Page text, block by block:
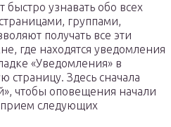
узнавать обо всех
группами,
получать все эти
где находятся уведомления
«Уведомления» в
Здесь сначала
чтобы оповещения начали
прием следующих